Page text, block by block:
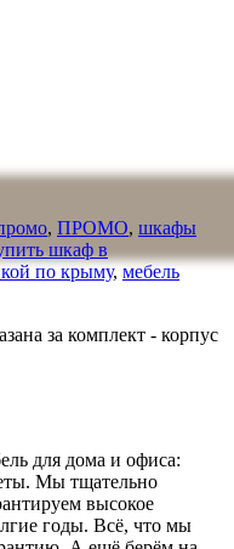
, ПРОМО, шкафы
шкаф в
по крыму, мебель
за комплект - корпус
для дома и офиса:
Мы тщательно
высокое
годы. Всё, что мы